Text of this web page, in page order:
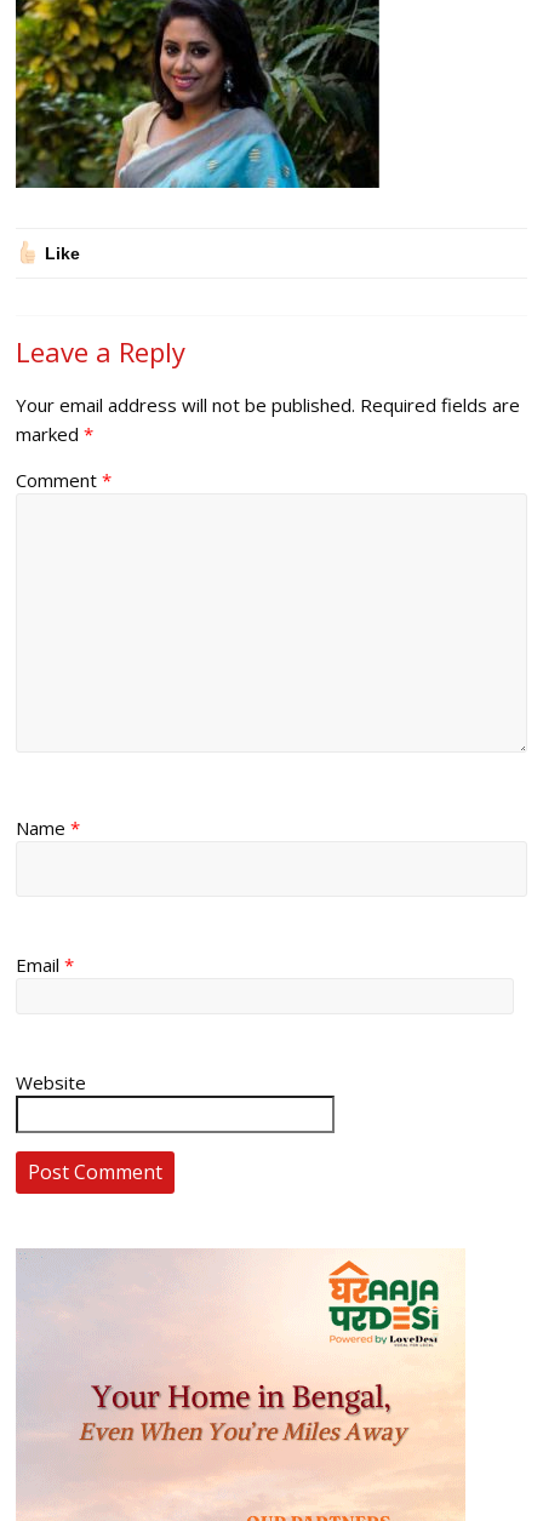
Like
Leave a Reply
Your email address will not be published. Required fields are
marked*
Comment*
Name*
Email*
Website